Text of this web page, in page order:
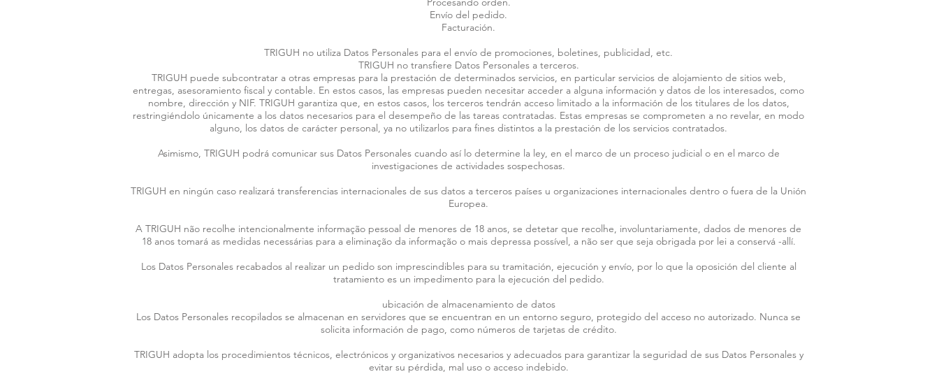
Envío del pedido.
Facturación.
TRIGUH no utiliza Datos Personales para el envío de promociones, boletines, publicidad, etc.
TRIGUH no transfiere Datos Personales a terceros.
TRIGUH puede subcontratar a otras empresas para la prestación de determinados servicios, en particular servicios de alojamiento de sitios web,
entregas, asesoramiento fiscal y contable. En estos casos, las empresas pueden necesitar acceder a alguna información y datos de los interesados, como
nombre, dirección y NIF. TRIGUH garantiza que, en estos casos, los terceros tendrán acceso limitado a la información de los titulares de los datos,
restringiéndolo únicamente a los datos necesarios para el desempeño de las tareas contratadas. Estas empresas se comprometen a no revelar, en modo
alguno, los datos de carácter personal, ya no utilizarlos para fines distintos a la prestación de los servicios contratados.
Asimismo, TRIGUH podrá comunicar sus Datos Personales cuando así lo determine la ley, en el marco de un proceso judicial o en el marco de
investigaciones de actividades sospechosas.
TRIGUH en ningún caso realizará transferencias internacionales de sus datos a terceros países u organizaciones internacionales dentro o fuera de la Unión
Europea.
A TRIGUH não recolhe intencionalmente informação pessoal de menores de 18 anos, se detetar que recolhe, involuntariamente, dados de menores de
18 anos tomará as medidas necessárias para a eliminação da informação o mais depressa possível, a não ser que seja obrigada por lei a conservá -allí.
Los Datos Personales recabados al realizar un pedido son imprescindibles para su tramitación, ejecución y envío, por lo que la oposición del cliente al
tratamiento es un impedimento para la ejecución del pedido.
ubicación de almacenamiento de datos
Los Datos Personales recopilados se almacenan en servidores que se encuentran en un entorno seguro, protegido del acceso no autorizado. Nunca se
solicita información de pago, como números de tarjetas de crédito.
TRIGUH adopta los procedimientos técnicos, electrónicos y organizativos necesarios y adecuados para garantizar la seguridad de sus Datos Personales y
evitar su pérdida, mal uso o acceso indebido.